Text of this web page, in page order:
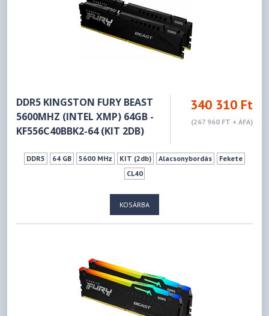
DDR5 KINGSTON FURY BEAST
5600MHZ (INTEL XMP) 64GB -
KF556C40BBK2-64 (KIT 2DB)
340 310 Ft
(267 960 FT + ÁFA)
DDR5 64 GB 5600 MHz KIT (2db) Alacsonybordás
Fekete
CL40
KOSÁRBA